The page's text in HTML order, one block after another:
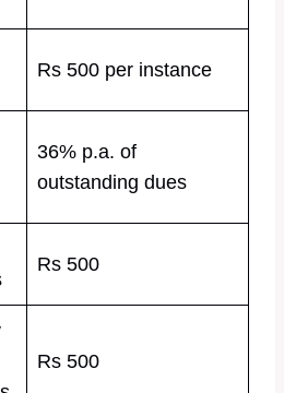
Rs 500 per instance
36% p.a. of
outstanding dues
Rs 500
Rs 500